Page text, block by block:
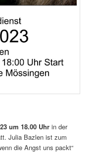
um 18.00 Uhrin der
Julia Bazlen ist zum
die Angst uns packt“